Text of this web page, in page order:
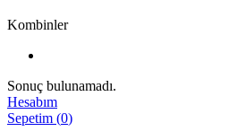
Kombinler
Sonuç bulunamadı.
Hesabım
Sepetim (0)